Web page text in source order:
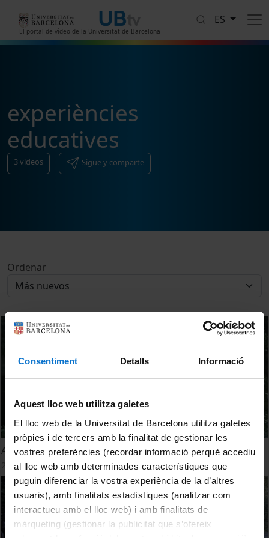
Consentiment Detalls Informació
Aquest lloc web utilitza galetes
El lloc web de la Universitat de Barcelona utilitza galetes
pròpies i de tercers amb la finalitat de gestionar les
vostres preferències (recordar informació perquè accediu
al lloc web amb determinades característiques que
puguin diferenciar la vostra experiència de la d’altres
usuaris), amb finalitats estadístiques (analitzar com
interactueu amb el lloc web) i amb finalitats de
màrqueting (gestionar la publicitat que s’ofereix
El portal de vídeo de la Universitat de Barcelona
ES
experiències
educatives
3vídeos Sigue y comparte
Ordenar
ABP - Experiències al Grau de Dret
28 Septiembre, 2016